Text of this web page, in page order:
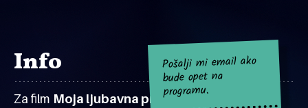
Info
Za film Moja ljubavna pričaza sad nema
Pošalji mi email ako
bude opet na
programu.